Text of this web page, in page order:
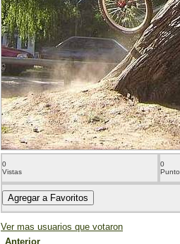
0
Vistas
0
Ver mas usuarios que votaron
Anterior